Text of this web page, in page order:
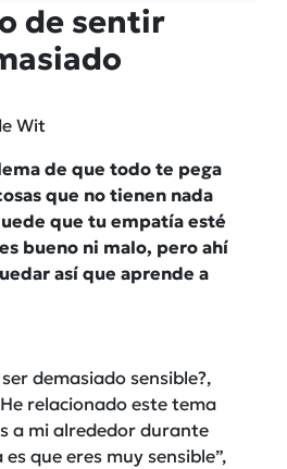
de sentir
Wit
de que todo te pega
que no tienen nada
que tu empatía esté
bueno ni malo, pero ahí
así que aprende a
demasiado sensible?,
relacionado este tema
a mi alrededor durante
que eres muy sensible”,